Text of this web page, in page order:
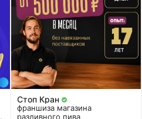
Стоп Кран
франшиза магазина
разливного пива